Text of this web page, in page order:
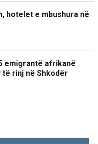
hotelet e mbushura në
emigrantë afrikanë
rinj në Shkodër